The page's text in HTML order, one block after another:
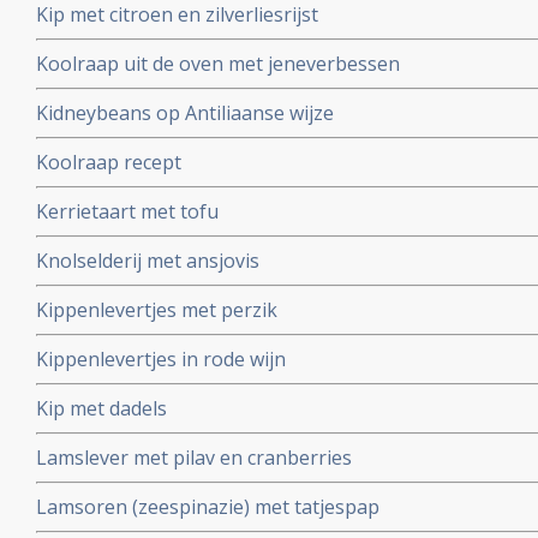
Kip met citroen en zilverliesrijst
Koolraap uit de oven met jeneverbessen
Kidneybeans op Antiliaanse wijze
Koolraap recept
Kerrietaart met tofu
Knolselderij met ansjovis
Kippenlevertjes met perzik
Kippenlevertjes in rode wijn
Kip met dadels
Lamslever met pilav en cranberries
Lamsoren (zeespinazie) met tatjespap